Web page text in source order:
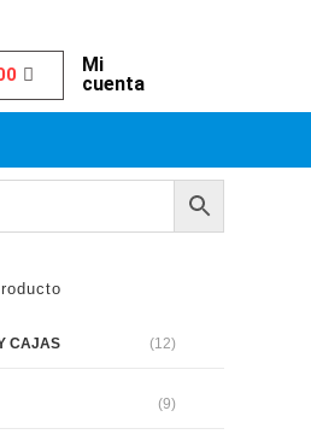
Mi
cuenta
CAJAS (12)
(9)